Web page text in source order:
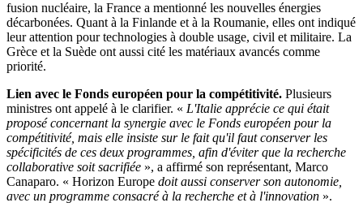
fusion nucléaire, la France a mentionné les nouvelles énergies
décarbonées. Quant à la Finlande et à la Roumanie, elles ont indiqué
leur attention pour technologies à double usage, civil et militaire. La
Grèce et la Suède ont aussi cité les matériaux avancés comme
priorité.
Lien avec le Fonds européen pour la compétitivité. Plusieurs
ministres ont appelé à le clarifier. « L'Italie apprécie ce qui était
proposé concernant la synergie avec le Fonds européen pour la
compétitivité, mais elle insiste sur le fait qu'il faut conserver les
spécificités de ces deux programmes, afin d'éviter que la recherche
collaborative soit sacrifiée », a affirmé son représentant, Marco
Canaparo. « Horizon Europe doit aussi conserver son autonomie,
avec un programme consacré à la recherche et à l'innovation ».